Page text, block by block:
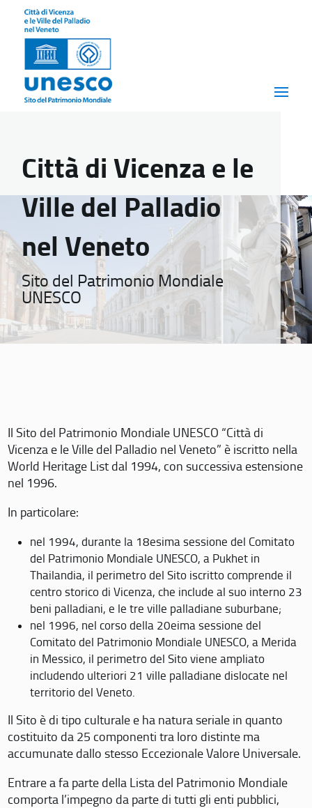
Città di Vicenza e le
Ville del Palladio
nel Veneto
Sito del Patrimonio Mondiale
UNESCO
Il Sito del Patrimonio Mondiale UNESCO “Città di
Vicenza e le Ville del Palladio nel Veneto” è iscritto nella
World Heritage List dal 1994, con successiva estensione
nel 1996.
In particolare:
nel 1994, durante la 18esima sessione del Comitato
del Patrimonio Mondiale UNESCO, a Pukhet in
Thailandia, il perimetro del Sito iscritto comprende il
centro storico di Vicenza, che include al suo interno 23
beni palladiani, e le tre ville palladiane suburbane;
nel 1996, nel corso della 20eima sessione del
Comitato del Patrimonio Mondiale UNESCO, a Merida
in Messico, il perimetro del Sito viene ampliato
includendo ulteriori 21 ville palladiane dislocate nel
territorio del Veneto.
Il Sito è di tipo culturale e ha natura seriale in quanto
costituito da 25 componenti tra loro distinte ma
accumunate dallo stesso Eccezionale Valore Universale.
Entrare a fa parte della Lista del Patrimonio Mondiale
comporta l’impegno da parte di tutti gli enti pubblici,